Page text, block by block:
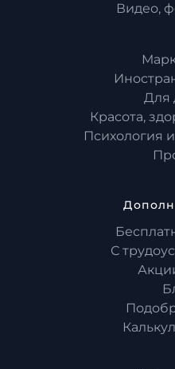
Видео,
Для
Красота,
Психология
С